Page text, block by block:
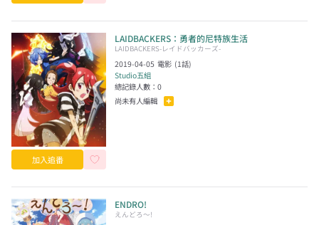
加入追番
LAIDBACKERS：勇者的尼特族生活
LAIDBACKERS-レイドバッカーズ-
2019-04-05 電影 (1話)
Studio五組
總記錄人數：0
尚未有人編輯
ENDRO!
えんどろ〜!